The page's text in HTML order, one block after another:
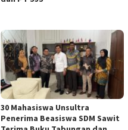
30 Mahasiswa Unsultra
Penerima Beasiswa SDM Sawit